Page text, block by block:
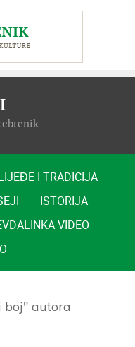
I TRADICIJA
ISTORIJA
VIDEO
boj" autora